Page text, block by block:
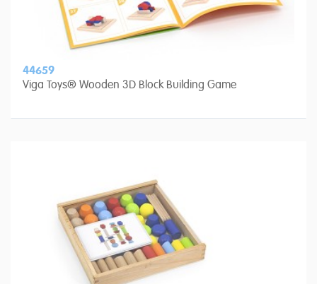
44659
Viga Toys® Wooden 3D Block Building Game